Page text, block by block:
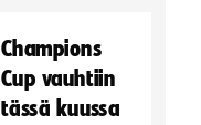
Champions
Cup vauhtiin
tässä kuussa